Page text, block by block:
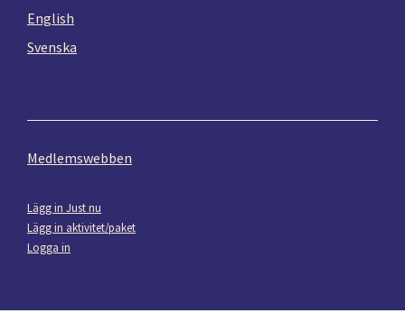
English
Svenska
Medlemswebben
Lägg in Just nu
Lägg in aktivitet/paket
Logga in